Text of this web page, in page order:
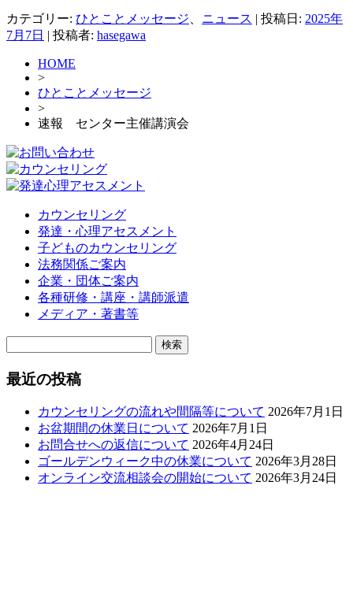
カテゴリー: ひとことメッセージ ニュース | 投稿日: 2025年
7月7日 | 投稿者: hasegawa
HOME
>
ひとことメッセージ
>
速報 センター主催講演会
カウンセリング
発達・心理アセスメント
子どものカウンセリング
法務関係ご案内
企業・団体ご案内
各種研修・講座・講師派遣
メディア・著書等
最近の投稿
カウンセリングの流れや間隔等について 2026年7月1日
お盆期間の休業日について 2026年7月1日
お問合せへの返信について 2026年4月24日
ゴールデンウィーク中の休業について 2026年3月28日
オンライン交流相談会の開始について 2026年3月24日